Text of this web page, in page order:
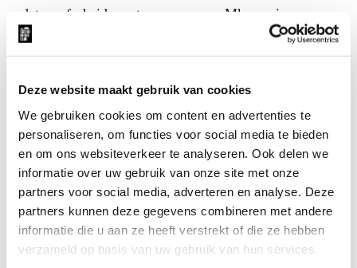
Deze website maakt gebruik van cookies
We gebruiken cookies om content en advertenties te
personaliseren, om functies voor social media te bieden
en om ons websiteverkeer te analyseren. Ook delen we
informatie over uw gebruik van onze site met onze
partners voor social media, adverteren en analyse. Deze
partners kunnen deze gegevens combineren met andere
informatie die u aan ze heeft verstrekt of die ze hebben
verzameld op basis van uw gebruik van hun services.
dat ze afscheid moeten nemen van Mkomazi, maar
voelen zich tegelijkertijd hoopvol over de toekomst
van het reservaat. Daarbij zijn ze er enorm trots op
op de goede weg zaten, is er niet!
EERSTE NEUSHOORNRESERVAAT VAN TANZANIA
Tony Fitzjohn: “Samen met de Suzuki Rhino Club
hebben we een succesvol en bloeiend nationaal park
opgebouwd en het eerste neushoornreservaat van
Tanzania gebouwd en beheerd – met bijna een kwart